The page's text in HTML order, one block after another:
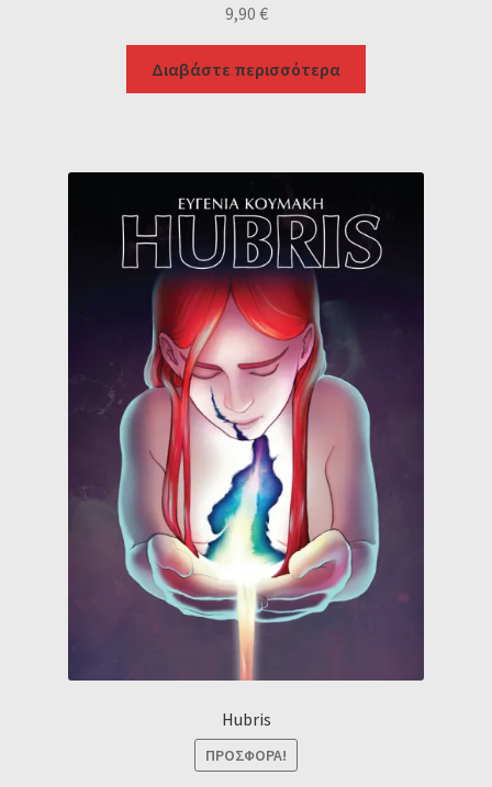
9,90 €
Διαβάστε περισσότερα
Hubris
ΠΡΟΣΦΟΡΆ!